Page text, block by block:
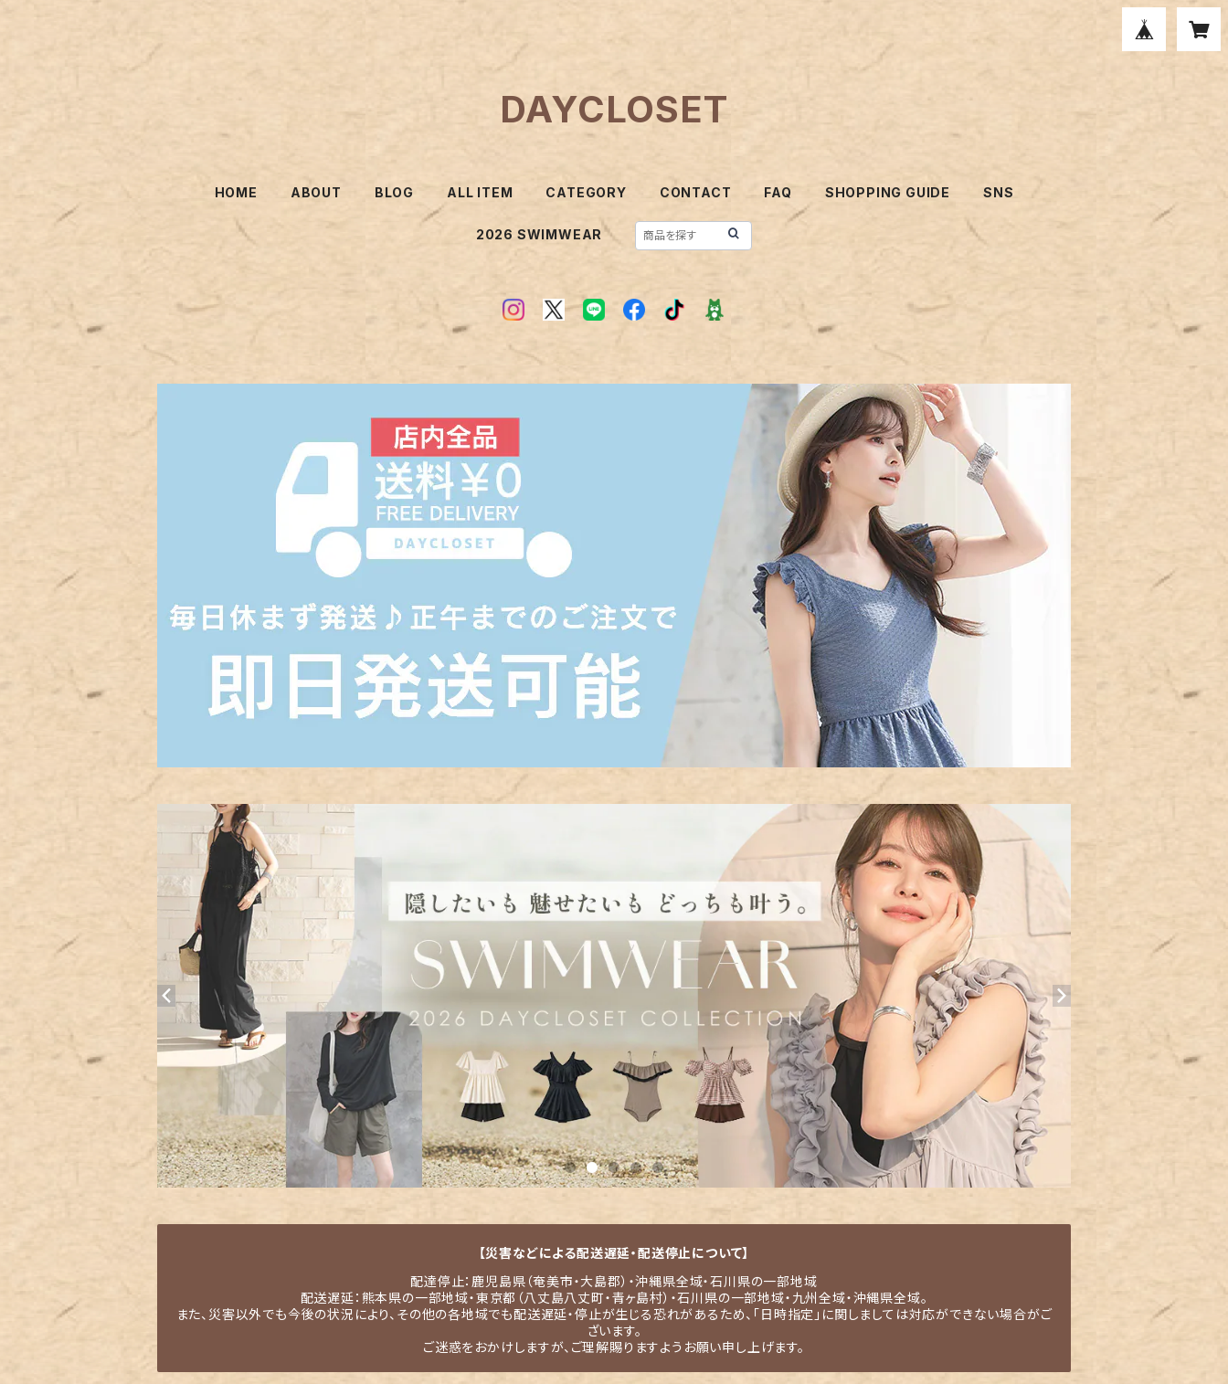
DAYCLOSET
HOME ABOUT BLOG ALL ITEM CATEGORY CONTACT FAQ SHOPPING GUIDE SNS
2026 SWIMWEAR
【災害などによる配送遅延・配送停止について】
配達停止：鹿児島県（奄美市・大島郡）・沖縄県全域・石川県の一部地域
配送遅延：熊本県の一部地域・東京都（八丈島八丈町・青ヶ島村）・石川県の一部地域・九州全域・沖縄県全域。
また、災害以外でも今後の状況により、その他の各地域でも配送遅延・停止が生じる恐れがあるため、「日時指定」に関しましては対応ができない場合がご
ざいます。
ご迷惑をおかけしますが、ご理解賜りますようお願い申し上げます。